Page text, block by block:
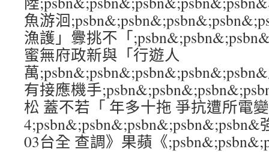
魚游洄
漁護」釁挑不「
蜜無府政新與「行遊人
萬
有接應機手
松 蓋不若「 年多十拖 爭抗遭所電
03台全 查調》果蘋《